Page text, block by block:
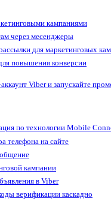
кампаниями
через месенджеры
для маркетинговых
повышения конверсии
Viber и запускайте
по технологии Mobile
телефона на сайте
кампании
в Viber
верификации каскадно